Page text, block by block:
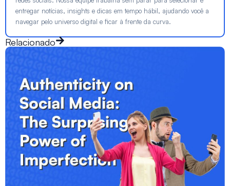
entregar notícias, insights e dicas em tempo hábil, ajudando você a
navegar pelo universo digital e ficar à frente da curva.
Relacionado